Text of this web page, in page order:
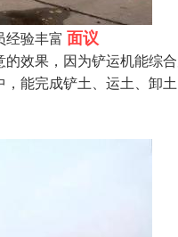
经验丰富 面议
效果，因为铲运机能综
能完成铲土、运土、卸